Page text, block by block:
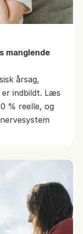
manglende
årsag,
indbildt. Læs
% reelle, og